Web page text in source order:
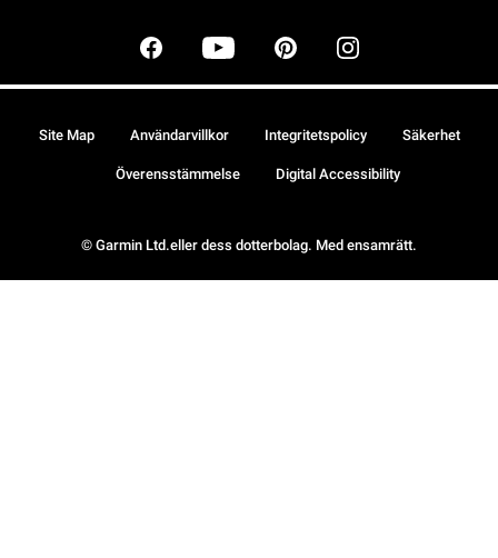
© Garmin Ltd.eller dess dotterbolag. Med ensamrätt.
Site Map Användarvillkor Integritetspolicy Säkerhet
Överensstämmelse Digital Accessibility